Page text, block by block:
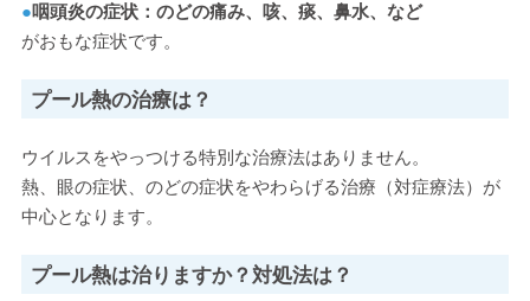
●咽頭炎の症状：のどの痛み、咳、痰、鼻水、など
がおもな症状です。
プール熱の治療は？
ウイルスをやっつける特別な治療法はありません。
熱、眼の症状、のどの症状をやわらげる治療（対症療法）が
中心となります。
プール熱は治りますか？対処法は？